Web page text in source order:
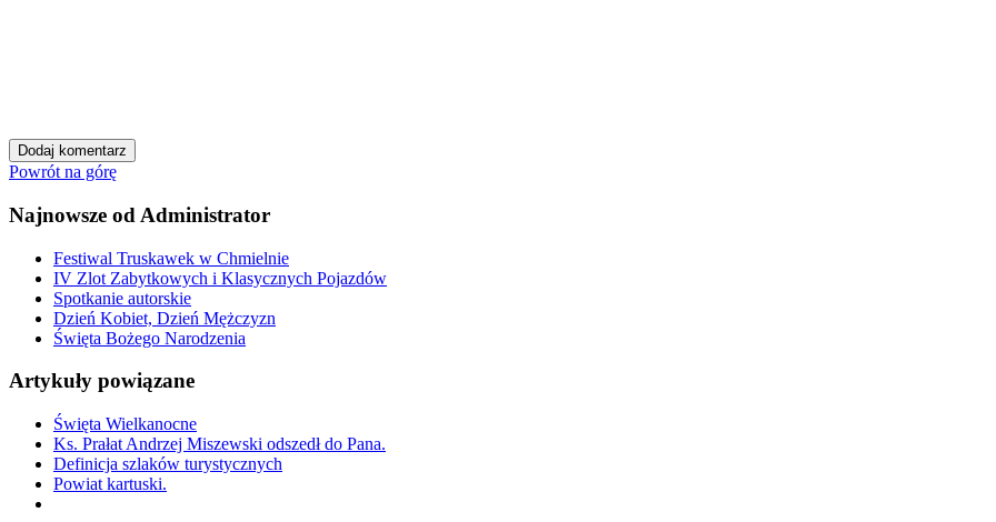
Powrót na górę
Najnowsze od Administrator
Festiwal Truskawek w Chmielnie
IV Zlot Zabytkowych i Klasycznych Pojazdów
Spotkanie autorskie
Dzień Kobiet, Dzień Mężczyzn
Święta Bożego Narodzenia
Artykuły powiązane
Święta Wielkanocne
Ks. Prałat Andrzej Miszewski odszedł do Pana.
Definicja szlaków turystycznych
Powiat kartuski.